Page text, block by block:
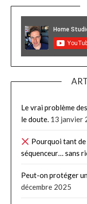
Le vrai problème
le doute. 13 janvier
Pourquoi tant
séquenceur… sans
Peut-on protéger
décembre 2025